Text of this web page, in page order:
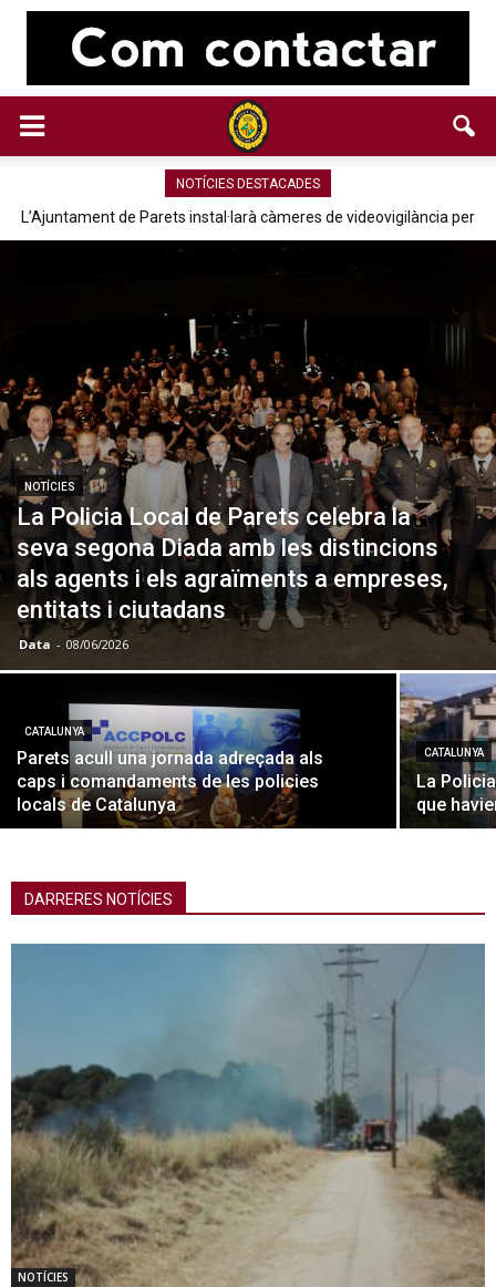
NOTÍCIES DESTACADES
L’Ajuntament de Parets instal·larà càmeres de videovigilància per
Es jubila el sergent, Miquel Lafuente, després de 37 anys de servei
NOTÍCIES
La Policia Local de Parets celebra la
seva segona Diada amb les distincions
als agents i els agraïments a empreses,
entitats i ciutadans
Data - 08/06/2026
CATALUNYA
Parets acull una jornada adreçada als
caps i comandaments de les policies
locals de Catalunya
CATALUNYA
La
que
DARRERES NOTÍCIES
NOTÍCIES